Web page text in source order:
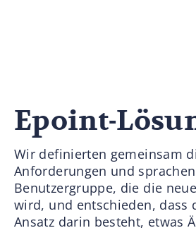
Epoint-
Wir definierten gemeinsam
Anforderungen und
Benutzergruppe, die die
wird, und entschieden, dass
Ansatz darin besteht, etwas